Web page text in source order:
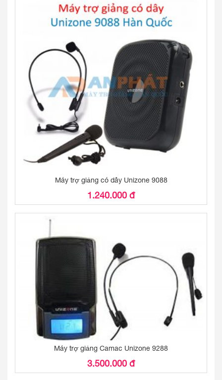
Máy trợ giảng có dây Unizone 9088
1.240.000 đ
Máy trợ giảng Camac Unizone 9288
3.500.000 đ